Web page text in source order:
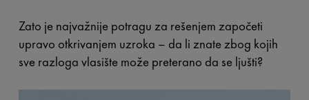
Zato je najvažnije potragu za rešenjem započeti
upravo otkrivanjem uzroka – da li znate zbog kojih
sve razloga vlasište može preterano da se ljušti?